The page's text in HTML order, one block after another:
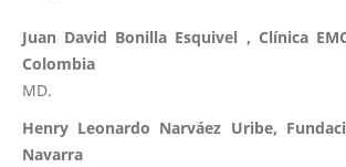
Juan David Bonilla Esquivel , Clínica
Colombia
MD.
Henry Leonardo Narváez Uribe,
Navarra